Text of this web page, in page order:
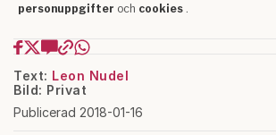
Text: Leon Nudel
Bild: Privat
Publicerad 2018-01-16